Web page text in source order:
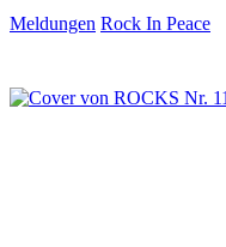
Meldungen Rock In Peace